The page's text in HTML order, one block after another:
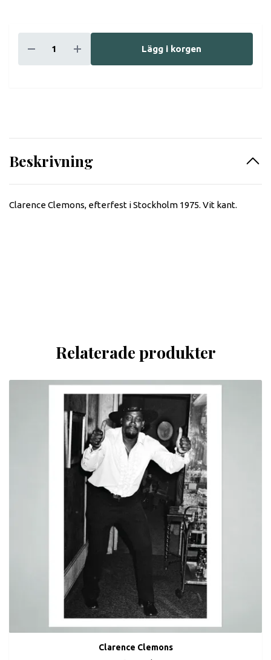
Lägg i korgen
Beskrivning
Clarence Clemons, efterfest i Stockholm 1975. Vit kant.
Relaterade produkter
Clarence Clemons